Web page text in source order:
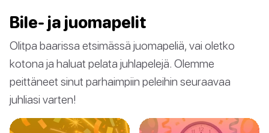
Bile- ja juomapelit
Olitpa baarissa etsimässä juomapeliä, vai oletko
kotona ja haluat pelata juhlapelejä. Olemme
peittäneet sinut parhaimpiin peleihin seuraavaa
juhliasi varten!